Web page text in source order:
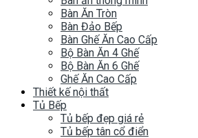
Bàn Ăn Tròn
Bàn Đảo Bếp
Bàn Ghế Ăn Cao Cấp
Bộ Bàn Ăn 4 Ghế
Bộ Bàn Ăn 6 Ghế
Ghế Ăn Cao Cấp
Thiết kế nội thất
Tủ Bếp
Tủ bếp đẹp giá rẻ
Tủ bếp tân cổ điển